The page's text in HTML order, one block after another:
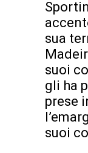
sua
suoi
gli ha
prese
suoi